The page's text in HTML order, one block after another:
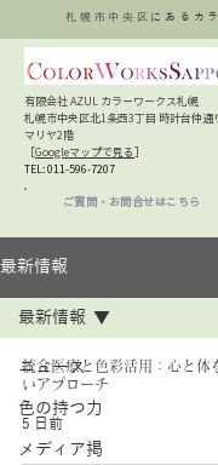
ご質問・お問合せはこちら
札幌市中央区にあるカ
有限会社 AZUL カラーワークス札幌
札幌市中央区北1条西3丁目 時計台仲通
マリヤ2階
Googleマップで見る
TEL: 011-596-7207
最新情報
ニュース
色の持つ力
メディア掲
最新情報
統合医療と色彩活用：心と体
いアプローチ
5 日前